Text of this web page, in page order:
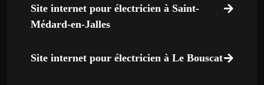
Site internet pour électricien à Saint-
Médard-en-Jalles
Site internet pour électricien à Le Bouscat